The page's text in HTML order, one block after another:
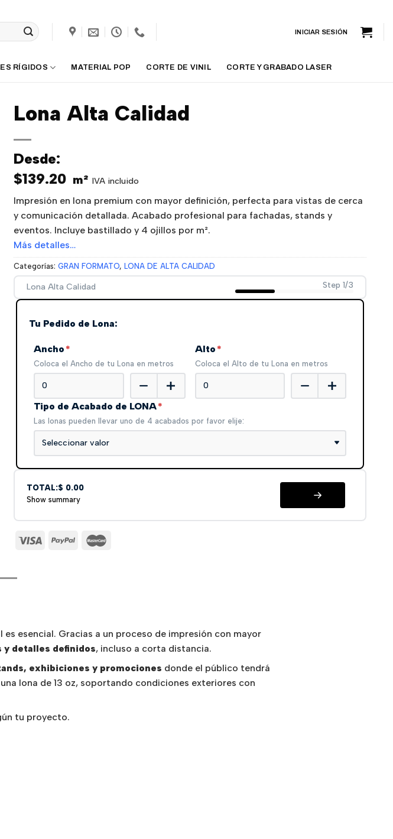
INICIAR SESIÓN
RÍGIDOS MATERIAL POP CORTE DE VINIL CORTE Y GRABADO LASER
Lona Alta Calidad
Desde:
$139.20 m² IVA incluido
Impresión en lona premium con mayor definición, perfecta para vistas de cerca
y comunicación detallada. Acabado profesional para fachadas, stands y
eventos. Incluye bastillado y 4 ojillos por m².
Más detalles…
Categorías: GRAN FORMATO, LONA DE ALTA CALIDAD
Lona Alta Calidad Step 1/3
Tu Pedido de Lona:
Ancho *
Coloca el Ancho de tu Lona en metros
Alto *
Coloca el Alto de tu Lona en metros
Tipo de Acabado de LONA*
Las lonas pueden llevar uno de 4 acabados por favor elije:
Seleccionar valor
TOTAL:$ 0.00
Show summary
esencial. Gracias a un proceso de impresión con mayor
detalles definidos, incluso a corta distancia.
exhibiciones y promociones donde el público tendrá
lona de 13 oz, soportando condiciones exteriores con
tu proyecto.